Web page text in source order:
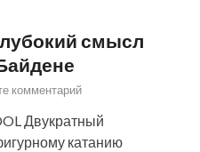
смысл
комментарий
Двукратный
катанию